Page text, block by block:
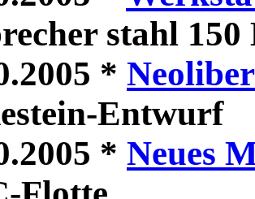
stahl 150
*
Entwurf
* Neues